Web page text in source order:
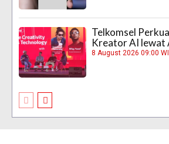
Telkomsel
Kreator AI lewat
8 August 2026 09:00